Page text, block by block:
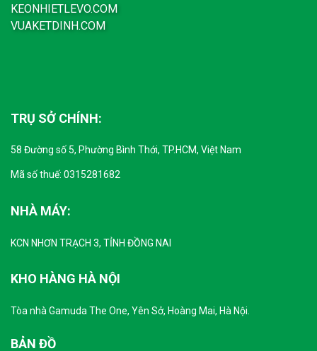
KEONHIETLEVO.COM
VUAKETDINH.COM
TRỤ SỞ CHÍNH:
58 Đường số 5, Phường Bình Thới, TP.HCM, Việt Nam
Mã số thuế: 0315281682
NHÀ MÁY:
KCN NHƠN TRẠCH 3, TỈNH ĐỒNG NAI
KHO HÀNG HÀ NỘI
Tòa nhà Gamuda The One, Yên Sở, Hoàng Mai, Hà Nội.
BẢN ĐỒ